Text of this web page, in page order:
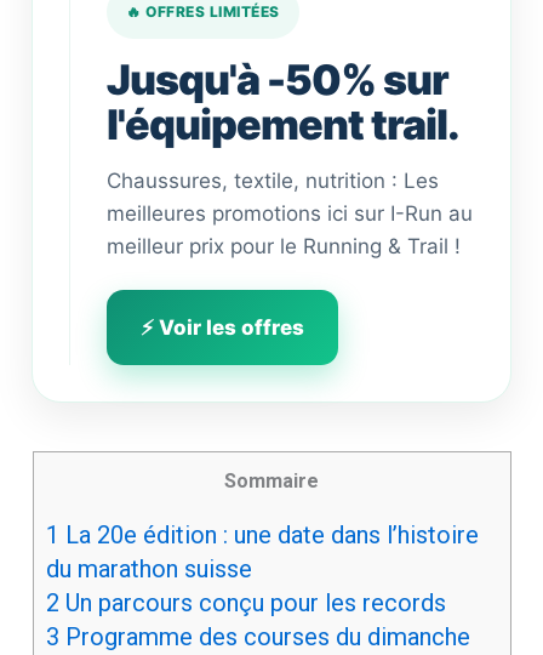
🔥 OFFRES LIMITÉES
Jusqu'à -50% sur
l'équipement trail.
Chaussures, textile, nutrition : Les
meilleures promotions ici sur I-Run au
meilleur prix pour le Running & Trail !
⚡ Voir les offres
Sommaire
1 La 20e édition : une date dans l’histoire
du marathon suisse
2 Un parcours conçu pour les records
3 Programme des courses du dimanche